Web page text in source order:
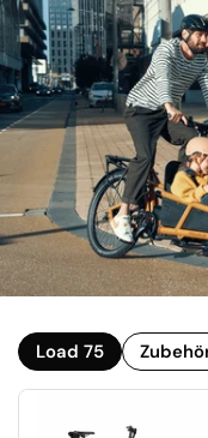
Load 75